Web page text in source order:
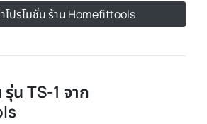
โปรโมชั่น ร้าน Homefittools
น TS-1 จาก